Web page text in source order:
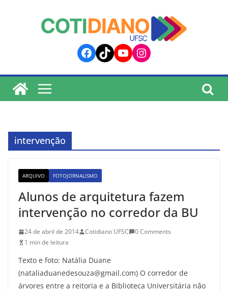
Facebook
TikTokYouTube
Instagram
intervenção
ARQUIVO FOTOJORNALISMO
Alunos de arquitetura fazem
intervenção no corredor da BU
24 de abril de 2014 Cotidiano UFSC
0 Comments
1 min de leitura
Texto e foto: Natália Duane
(nataliaduanedesouza@gmail.com) O corredor de
árvores entre a reitoria e a Biblioteca Universitária não